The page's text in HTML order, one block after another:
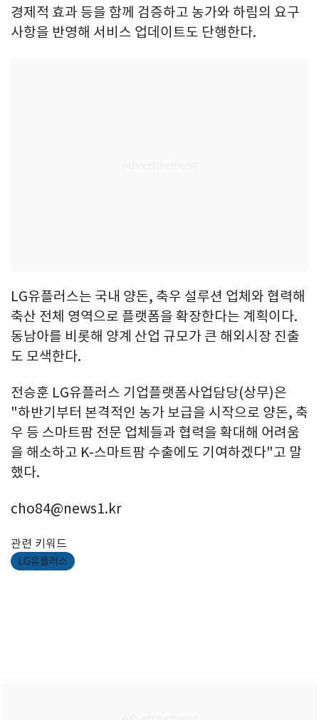
경제적 효과 등을 함께 검증하고 농가와 하림의 요구
사항을 반영해 서비스 업데이트도 단행한다.
LG유플러스는 국내 양돈, 축우 설루션 업체와 협력해
축산 전체 영역으로 플랫폼을 확장한다는 계획이다.
동남아를 비롯해 양계 산업 규모가 큰 해외시장 진출
도 모색한다.
전승훈 LG유플러스 기업플랫폼사업담당(상무)은
"하반기부터 본격적인 농가 보급을 시작으로 양돈, 축
우 등 스마트팜 전문 업체들과 협력을 확대해 어려움
을 해소하고 K-스마트팜 수출에도 기여하겠다"고 말
했다.
cho84@news1.kr
관련 키워드
LG유플러스